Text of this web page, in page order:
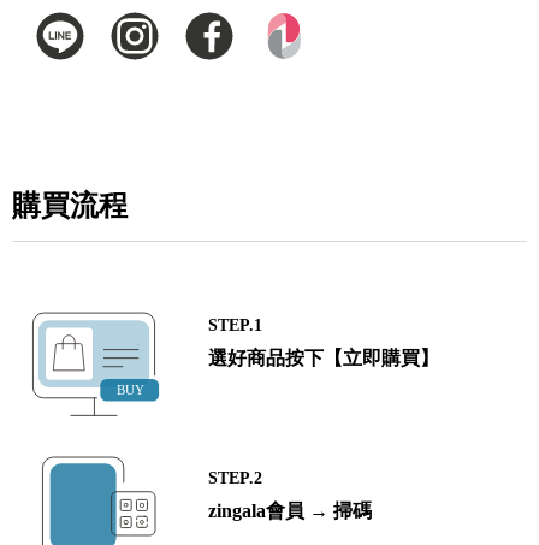
購買流程
STEP.1
選好商品按下【立即購買】
STEP.2
zingala會員 → 掃碼